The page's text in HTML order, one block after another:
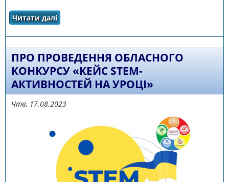
Читати далі
«Революція гідності. Події, що нас змінили»
ПРО ПРОВЕДЕННЯ ОБЛАСНОГО
КОНКУРСУ «КЕЙС STEM-
АКТИВНОСТЕЙ НА УРОЦІ»
Чтв, 17.08.2023